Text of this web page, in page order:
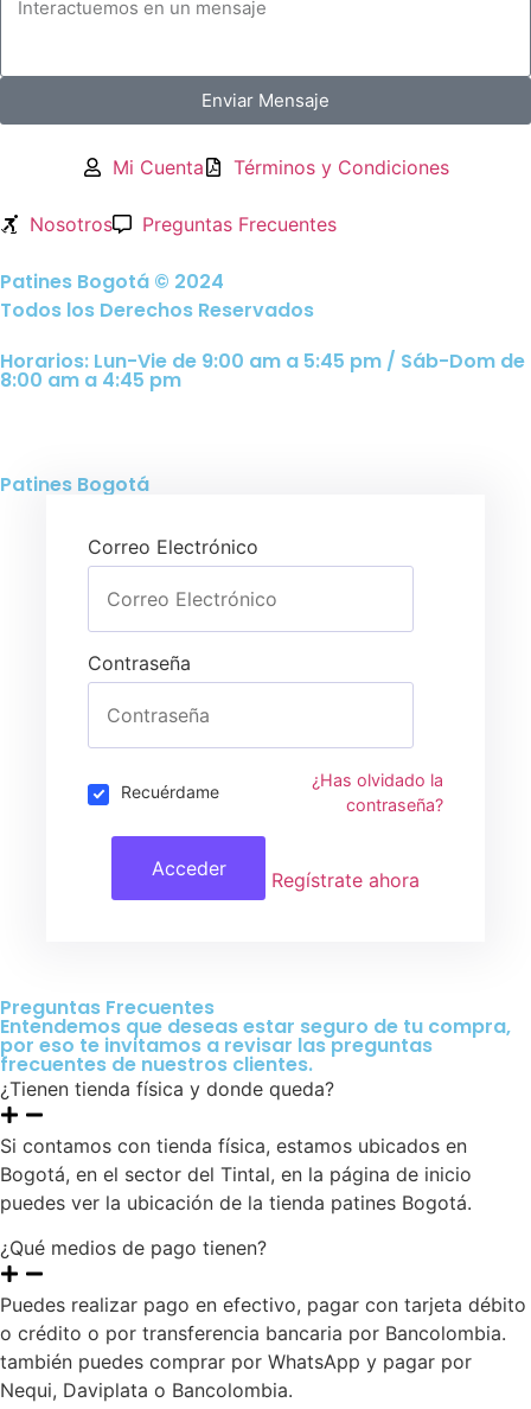
Enviar Mensaje
Mi Cuenta Términos y Condiciones
Nosotros Preguntas Frecuentes
Patines Bogotá © 2024
Todos los Derechos Reservados
Horarios: Lun-Vie de 9:00 am a 5:45 pm / Sáb-Dom de
8:00 am a 4:45 pm
Patines Bogotá
Correo Electrónico
Contraseña
Recuérdame
¿Has olvidado la
contraseña?
Acceder Regístrate ahora
Preguntas Frecuentes
Entendemos que deseas estar seguro de tu compra,
por eso te invitamos a revisar las preguntas
frecuentes de nuestros clientes.
¿Tienen tienda física y donde queda?
Si contamos con tienda física, estamos ubicados en
Bogotá, en el sector del Tintal, en la página de inicio
puedes ver la ubicación de la tienda patines Bogotá.
¿Qué medios de pago tienen?
Puedes realizar pago en efectivo, pagar con tarjeta débito
o crédito o por transferencia bancaria por Bancolombia.
también puedes comprar por WhatsApp y pagar por
Nequi, Daviplata o Bancolombia.